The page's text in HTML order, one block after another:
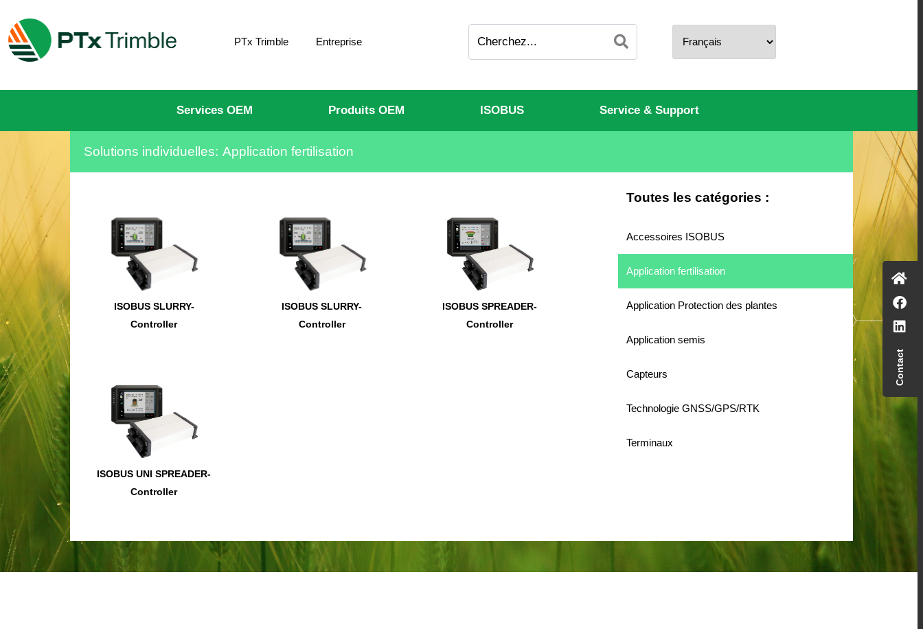
PTx Trimble Entreprise
Services OEM Produits OEM ISOBUS Service & Support
Solutions individuelles: Application fertilisation
ISOBUS SLURRY-
Controller
ISOBUS SLURRY-
Controller
ISOBUS SPREADER-
Controller
ISOBUS UNI SPREADER-
Controller
Toutes les catégories :
Accessoires ISOBUS
Application fertilisation
Application Protection des plantes
Application semis
Capteurs
Technologie GNSS/GPS/RTK
Terminaux
Contact